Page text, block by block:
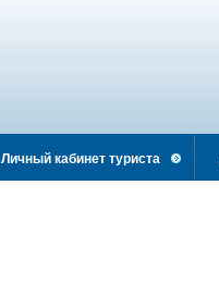
Личный кабинет туриста